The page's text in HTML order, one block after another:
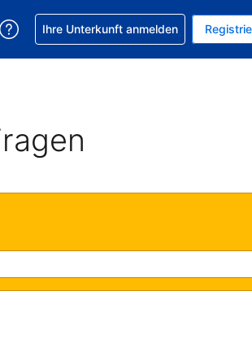
Währung. Ihre aktuelle Währung ist US-
Sie Ihre Sprache. Ihre aktuelle Sprache
Hilfe bei Ihrer Buchung erhalten
Ihre Unterkunft anmelden